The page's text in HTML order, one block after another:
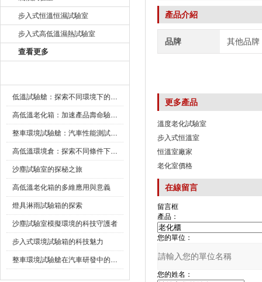
步入式恒溫恒濕試驗室
步入式高低溫濕熱試驗室
查看更多
低溫試驗艙：探索不同環境下的科技邊界
高低溫老化箱：加速產品壽命驗證的可靠夥伴
整車環境試驗艙：汽車性能測試的設備
高低溫環境倉：探索不同條件下的科學奧秘
沙塵試驗室的探秘之旅
高低溫老化箱的多維應用與意義
燈具淋雨試驗箱的探索
沙塵試驗室模擬環境的科技守護者
步入式環境試驗箱的科技魅力
整車環境試驗艙在汽車研發中的作用
產品介紹
品牌 其他品牌
更多產品
溫度老化試驗室
步入式恒溫室
恒溫室廠家
老化室價格
在線留言
留言框
產品：
您的單位：
您的姓名：